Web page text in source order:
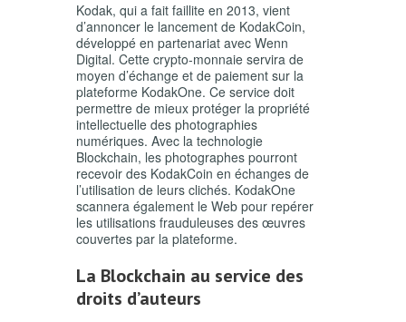
Kodak, qui a fait faillite en 2013, vient
d’annoncer le lancement de KodakCoin,
développé en partenariat avec Wenn
Digital. Cette crypto-monnaie servira de
moyen d’échange et de paiement sur la
plateforme KodakOne. Ce service doit
permettre de mieux protéger la propriété
intellectuelle des photographies
numériques. Avec la technologie
Blockchain, les photographes pourront
recevoir des KodakCoin en échanges de
l’utilisation de leurs clichés. KodakOne
scannera également le Web pour repérer
les utilisations frauduleuses des œuvres
couvertes par la plateforme.
La Blockchain au service des
droits d’auteurs